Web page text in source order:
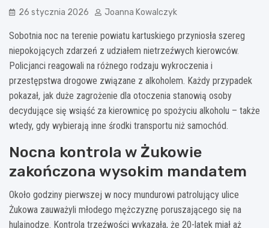
26 stycznia 2026 Joanna Kowalczyk
Sobotnia noc na terenie powiatu kartuskiego przyniosła szereg
niepokojących zdarzeń z udziałem nietrzeźwych kierowców.
Policjanci reagowali na różnego rodzaju wykroczenia i
przestępstwa drogowe związane z alkoholem. Każdy przypadek
pokazał, jak duże zagrożenie dla otoczenia stanowią osoby
decydujące się wsiąść za kierownicę po spożyciu alkoholu – także
wtedy, gdy wybierają inne środki transportu niż samochód.
Nocna kontrola w Żukowie
zakończona wysokim mandatem
Około godziny pierwszej w nocy mundurowi patrolujący ulice
Żukowa zauważyli młodego mężczyznę poruszającego się na
hulajnodze. Kontrola trzeźwości wykazała, że 20-latek miał aż